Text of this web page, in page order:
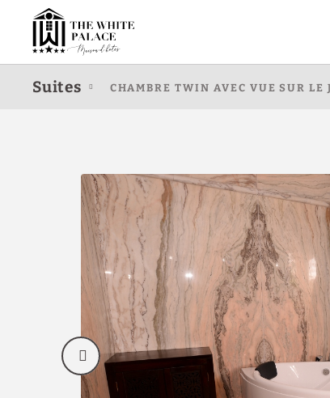
Chambre Deluxe Avec 2 Lits Simples (Nº109) de l´The White
Suites CHAMBRE TWIN AVEC VUE SUR LE